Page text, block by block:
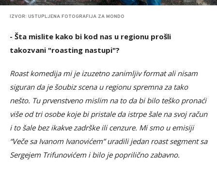
IZVOR: USTUPLJENA FOTOGRAFIJA ZA MONDO
- Šta mislite kako bi kod nas u regionu prošli
takozvani "roasting nastupi"?
Roast komedija mi je izuzetno zanimljiv format ali nisam
siguran da je šoubiz scena u regionu spremna za tako
nešto. Tu prvenstveno mislim na to da bi bilo teško pronaći
više od tri osobe koje bi pristale da istrpe šale na svoj račun
i to šale bez ikakve zadrške ili cenzure. Mi smo u emisiji
“Veče sa Ivanom Ivanovićem” uradili jedan roast segment sa
Sergejem Trifunovićem i bilo je poprilično zabavno.